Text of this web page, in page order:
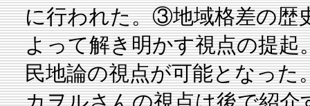
に行われた。③地域格差の歴
よって解き明かす視点の提起
民地論の視点が可能となった